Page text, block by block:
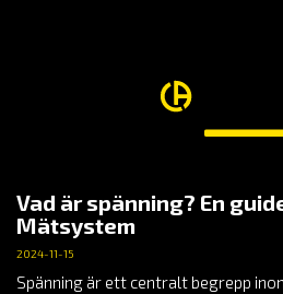
Vad är spänning? En
Mätsystem
2024-11-15
Spänning är ett centralt begrepp